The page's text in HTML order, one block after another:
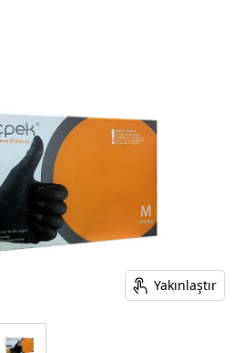
Yakınlaştır